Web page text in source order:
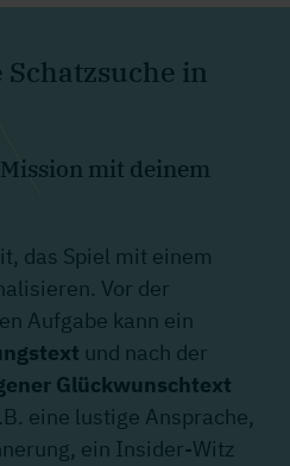
Schatzsuche in
mit deinem
das Spiel mit einem
Vor der
Aufgabe kann ein
und nach der
Glückwunschtext
eine lustige Ansprache,
ein Insider-Witz